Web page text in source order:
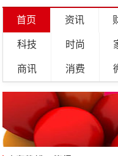
首页 资讯
科技 时尚
商讯 消费